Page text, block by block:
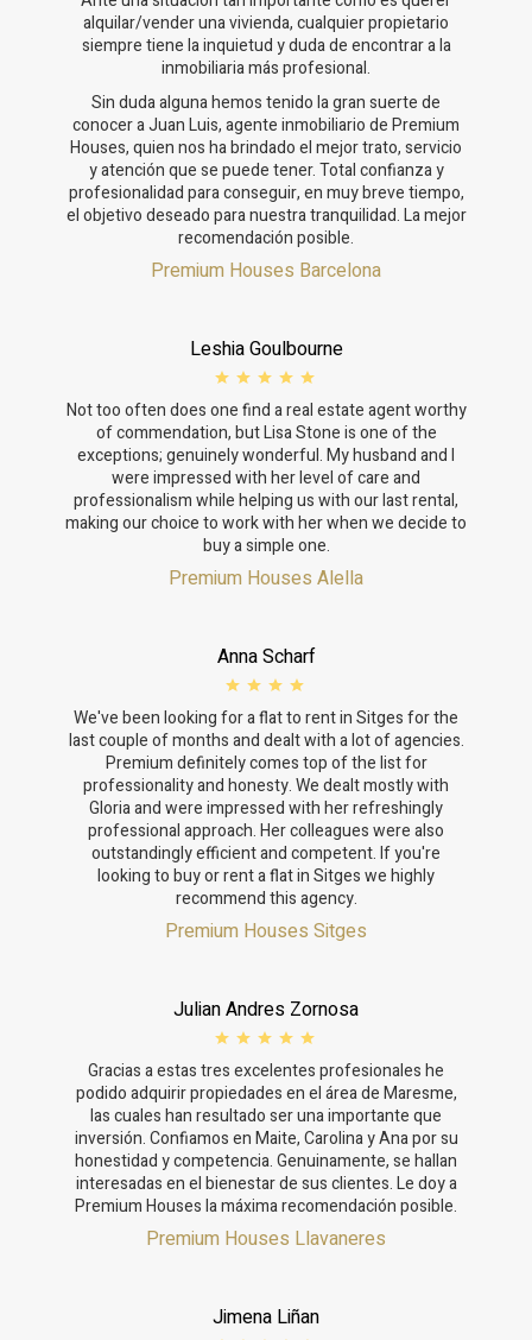
alquilar/vender una vivienda, cualquier propietario
siempre tiene la inquietud y duda de encontrar a la
inmobiliaria más profesional.
Sin duda alguna hemos tenido la gran suerte de
conocer a Juan Luis, agente inmobiliario de Premium
Houses, quien nos ha brindado el mejor trato, servicio
y atención que se puede tener. Total confianza y
profesionalidad para conseguir, en muy breve tiempo,
el objetivo deseado para nuestra tranquilidad. La mejor
recomendación posible.
Premium Houses Barcelona
Leshia Goulbourne
Not too often does one find a real estate agent worthy
of commendation, but Lisa Stone is one of the
exceptions; genuinely wonderful. My husband and I
were impressed with her level of care and
professionalism while helping us with our last rental,
making our choice to work with her when we decide to
buy a simple one.
Premium Houses Alella
Anna Scharf
We've been looking for a flat to rent in Sitges for the
last couple of months and dealt with a lot of agencies.
Premium definitely comes top of the list for
professionality and honesty. We dealt mostly with
Gloria and were impressed with her refreshingly
professional approach. Her colleagues were also
outstandingly efficient and competent. If you're
looking to buy or rent a flat in Sitges we highly
recommend this agency.
Premium Houses Sitges
Julian Andres Zornosa
Gracias a estas tres excelentes profesionales he
podido adquirir propiedades en el área de Maresme,
las cuales han resultado ser una importante que
inversión. Confiamos en Maite, Carolina y Ana por su
honestidad y competencia. Genuinamente, se hallan
interesadas en el bienestar de sus clientes. Le doy a
Premium Houses la máxima recomendación posible.
Premium Houses Llavaneres
Jimena Liñan